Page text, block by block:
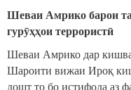
Шеваи Амрико барои
гурӯҳҳои террористӣ
Шеваи Амрико дар
Шароити вижаи Ироқ
дошт то бо истифода аз